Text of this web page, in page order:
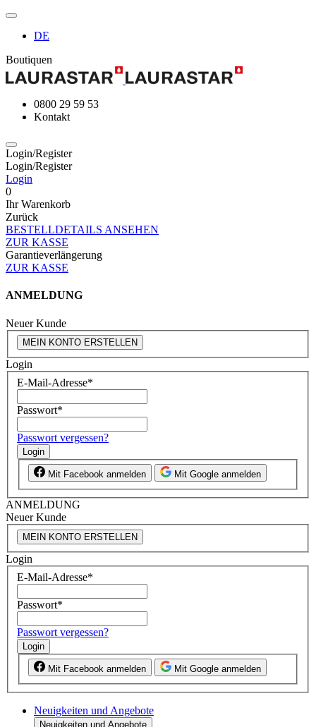
DE
Boutiquen
0800 29 59 53
Kontakt
Login/Register
Login/Register
Login
0
Ihr Warenkorb
Zurück
BESTELLDETAILS ANSEHEN
ZUR KASSE
Garantieverlängerung
ZUR KASSE
ANMELDUNG
Neuer Kunde
MEIN KONTO ERSTELLEN
Login
E-Mail-Adresse*
Passwort*
Passwort vergessen?
Login
Mit Facebook anmelden Mit Google anmelden
ANMELDUNG
Neuer Kunde
MEIN KONTO ERSTELLEN
Login
E-Mail-Adresse*
Passwort*
Passwort vergessen?
Login
Mit Facebook anmelden Mit Google anmelden
Neuigkeiten und Angebote
Neuigkeiten und Angebote